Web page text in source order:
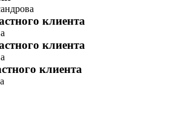
клиента
клиента
клиента